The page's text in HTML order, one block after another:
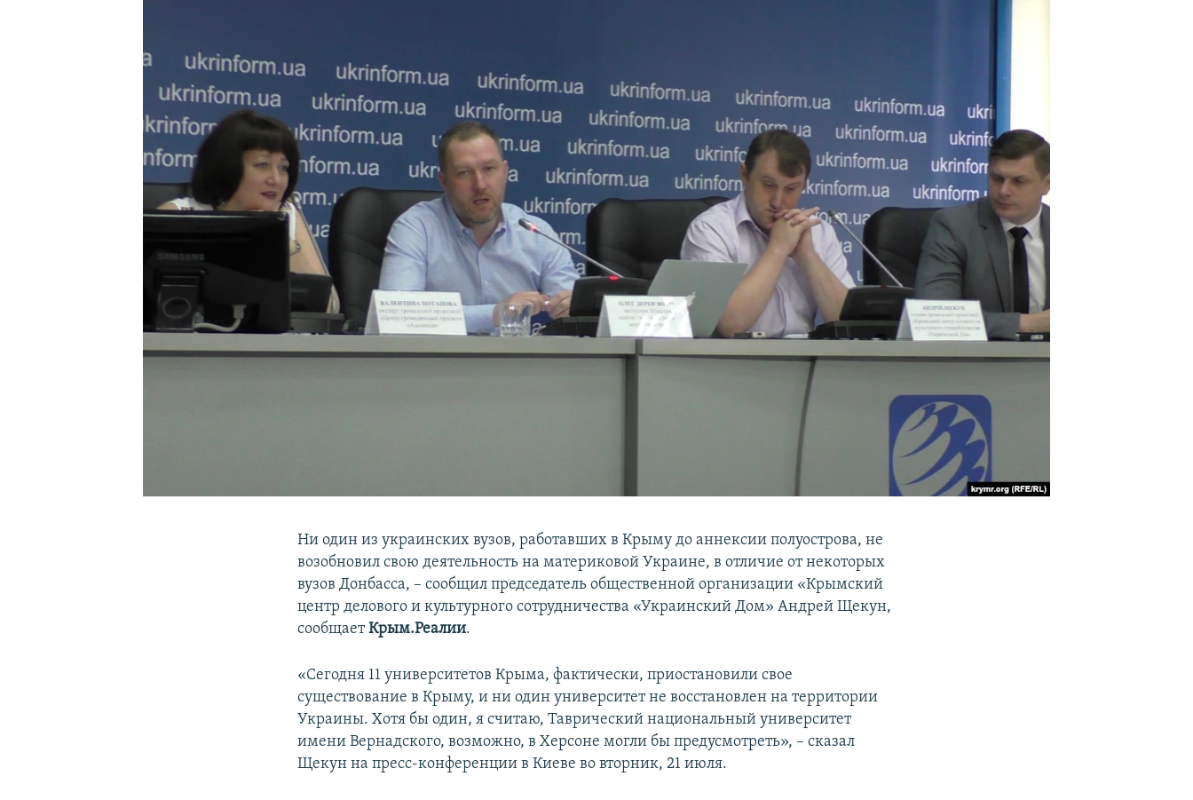
УКРАИНСКАЯ ПРОБЛЕМА КРЫМА
Ни один из украинских вузов, работавших в Крыму до аннексии полуострова, не
возобновил свою деятельность на материковой Украине, в отличие от некоторых
вузов Донбасса, – сообщил председатель общественной организации «Крымский
центр делового и культурного сотрудничества «Украинский Дом» Андрей Щекун,
сообщаетКрым.Реалии.
«Сегодня 11 университетов Крыма, фактически, приостановили свое
существование в Крыму, и ни один университет не восстановлен на территории
Украины. Хотя бы один, я считаю, Таврический национальный университет
имени Вернадского, возможно, в Херсоне могли бы предусмотреть», – сказал
Щекун на пресс-конференции в Киеве во вторник, 21 июля.